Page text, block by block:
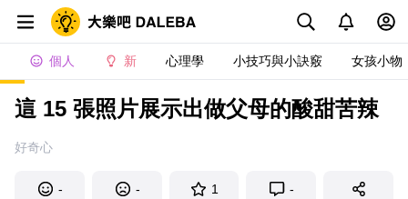
個人 新 心理學 小技巧與小訣竅 女孩小物
這 15 張照片展示出做父母的酸甜苦辣
好奇心
- - 1 -